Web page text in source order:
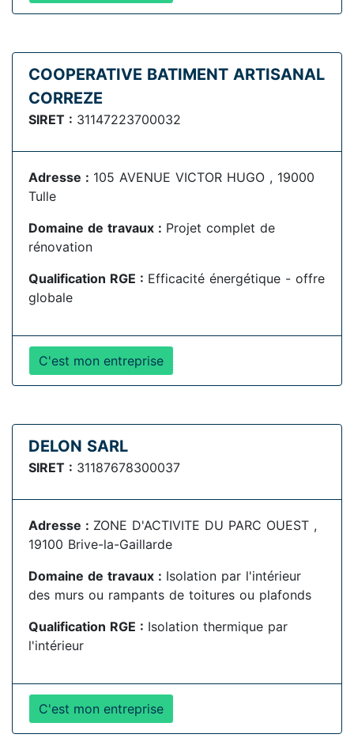
COOPERATIVE BATIMENT ARTISANAL
CORREZE
SIRET : 31147223700032
Adresse : 105 AVENUE VICTOR HUGO , 19000
Tulle
Domaine de travaux : Projet complet de
rénovation
Qualification RGE : Efficacité énergétique - offre
globale
C'est mon entreprise
DELON SARL
SIRET : 31187678300037
Adresse : ZONE D'ACTIVITE DU PARC OUEST ,
19100 Brive-la-Gaillarde
Domaine de travaux : Isolation par l'intérieur
des murs ou rampants de toitures ou plafonds
Qualification RGE : Isolation thermique par
l'intérieur
C'est mon entreprise